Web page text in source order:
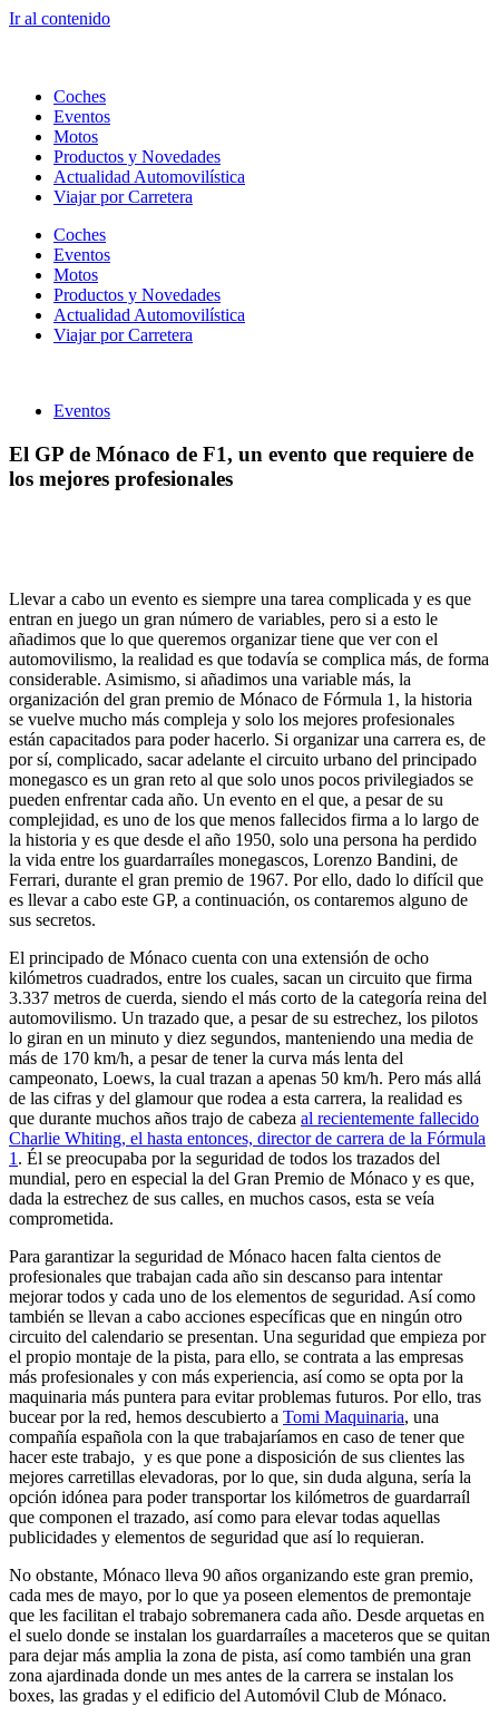
Ir al contenido
Coches
Eventos
Motos
Productos y Novedades
Actualidad Automovilística
Viajar por Carretera
Coches
Eventos
Motos
Productos y Novedades
Actualidad Automovilística
Viajar por Carretera
Eventos
El GP de Mónaco de F1, un evento que requiere de
los mejores profesionales
Llevar a cabo un evento es siempre una tarea complicada y es que
entran en juego un gran número de variables, pero si a esto le
añadimos que lo que queremos organizar tiene que ver con el
automovilismo, la realidad es que todavía se complica más, de forma
considerable. Asimismo, si añadimos una variable más, la
organización del gran premio de Mónaco de Fórmula 1, la historia
se vuelve mucho más compleja y solo los mejores profesionales
están capacitados para poder hacerlo. Si organizar una carrera es, de
por sí, complicado, sacar adelante el circuito urbano del principado
monegasco es un gran reto al que solo unos pocos privilegiados se
pueden enfrentar cada año. Un evento en el que, a pesar de su
complejidad, es uno de los que menos fallecidos firma a lo largo de
la historia y es que desde el año 1950, solo una persona ha perdido
la vida entre los guardarraíles monegascos, Lorenzo Bandini, de
Ferrari, durante el gran premio de 1967. Por ello, dado lo difícil que
es llevar a cabo este GP, a continuación, os contaremos alguno de
sus secretos.
El principado de Mónaco cuenta con una extensión de ocho
kilómetros cuadrados, entre los cuales, sacan un circuito que firma
3.337 metros de cuerda, siendo el más corto de la categoría reina del
automovilismo. Un trazado que, a pesar de su estrechez, los pilotos
lo giran en un minuto y diez segundos, manteniendo una media de
más de 170 km/h, a pesar de tener la curva más lenta del
campeonato, Loews, la cual trazan a apenas 50 km/h. Pero más allá
de las cifras y del glamour que rodea a esta carrera, la realidad es
que durante muchos años trajo de cabeza al recientemente fallecido
Charlie Whiting, el hasta entonces, director de carrera de la Fórmula
1. Él se preocupaba por la seguridad de todos los trazados del
mundial, pero en especial la del Gran Premio de Mónaco y es que,
dada la estrechez de sus calles, en muchos casos, esta se veía
comprometida.
Para garantizar la seguridad de Mónaco hacen falta cientos de
profesionales que trabajan cada año sin descanso para intentar
mejorar todos y cada uno de los elementos de seguridad. Así como
también se llevan a cabo acciones específicas que en ningún otro
circuito del calendario se presentan. Una seguridad que empieza por
el propio montaje de la pista, para ello, se contrata a las empresas
más profesionales y con más experiencia, así como se opta por la
maquinaria más puntera para evitar problemas futuros. Por ello, tras
bucear por la red, hemos descubierto a Tomi Maquinaria, una
compañía española con la que trabajaríamos en caso de tener que
hacer este trabajo, y es que pone a disposición de sus clientes las
mejores carretillas elevadoras, por lo que, sin duda alguna, sería la
opción idónea para poder transportar los kilómetros de guardarraíl
que componen el trazado, así como para elevar todas aquellas
publicidades y elementos de seguridad que así lo requieran.
No obstante, Mónaco lleva 90 años organizando este gran premio,
cada mes de mayo, por lo que ya poseen elementos de premontaje
que les facilitan el trabajo sobremanera cada año. Desde arquetas en
el suelo donde se instalan los guardarraíles a maceteros que se quitan
para dejar más amplia la zona de pista, así como también una gran
zona ajardinada donde un mes antes de la carrera se instalan los
boxes, las gradas y el edificio del Automóvil Club de Mónaco.